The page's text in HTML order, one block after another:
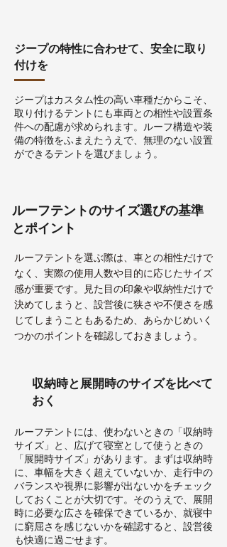
ジープの特性に合わせて、安全に取り
付けを
ジープはカスタム性の高い車種だからこそ、
取り付けるテントにも車両との相性や設置条
件への配慮が求められます。ルーフ構造や装
備の特徴をふまえたうえで、無理のない設置
ができるテントを選びましょう。
ルーフテントのサイズ選びの基準
とポイント
ルーフテントを選ぶ際は、車との相性だけで
なく、実際の使用人数や目的に応じたサイズ
感が重要です。見た目の印象や収納性だけで
決めてしまうと、設営後に狭さや不便さを感
じてしまうこともあるため、あらかじめいく
つかのポイントを確認しておきましょう。
収納時と展開時のサイズを比べて
おく
ルーフテントには、使わないときの「収納時
サイズ」と、広げて寝室として使うときの
「展開時サイズ」があります。まずは収納時
に、車幅を大きく超えていないか、走行中の
バランスや視界に影響が出ないかをチェック
しておくことが大切です。そのうえで、展開
時に必要な広さを確保できているか、就寝中
に窮屈さを感じないかを確認すると、設営後
も快適に過ごせます。